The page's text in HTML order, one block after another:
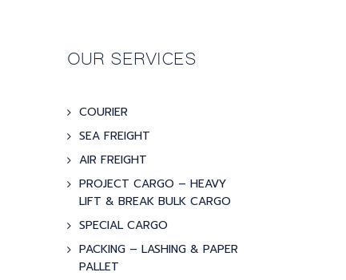
OUR SERVICES
COURIER
SEA FREIGHT
AIR FREIGHT
PROJECT CARGO – HEAVY
LIFT & BREAK BULK CARGO
SPECIAL CARGO
PACKING – LASHING & PAPER
PALLET